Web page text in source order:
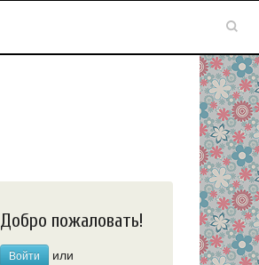
Добро пожаловать!
Войти
или